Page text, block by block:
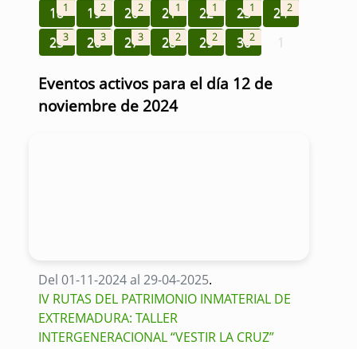
181 192 202 211 221 231 242
253 263 273 282 292 302 1
Eventos activos para el día 12 de
noviembre de 2024
Del 01-11-2024 al 29-04-2025.
IV RUTAS DEL PATRIMONIO INMATERIAL DE
EXTREMADURA: TALLER
INTERGENERACIONAL “VESTIR LA CRUZ”